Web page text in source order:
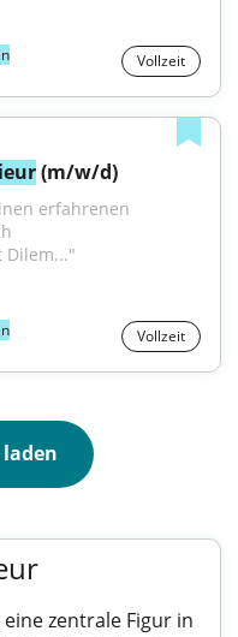
Vollzeit
(m/w/d)
Dilem..."
Vollzeit
laden
zentrale Figur in